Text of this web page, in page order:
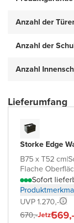
Anzahl der
Anzahl der
Anzahl
Lieferumfang
Storke Edge
B75 x T52 cm|
Flache
Sofort
UVP 1.270,-
670,-Jetzt569,-